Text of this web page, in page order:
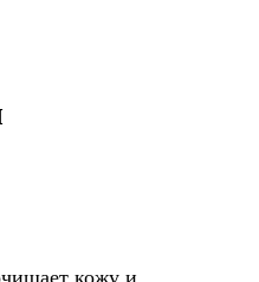
кожу и